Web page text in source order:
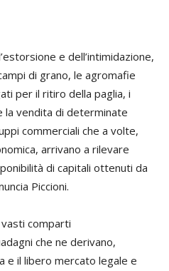
e dell’intimidazione,
di grano, le agromafie
per il ritiro della paglia, i
vendita di determinate
commerciali che a volte,
arrivano a rilevare
di capitali ottenuti da
Piccioni.
comparti
che ne derivano,
e il libero mercato legale e